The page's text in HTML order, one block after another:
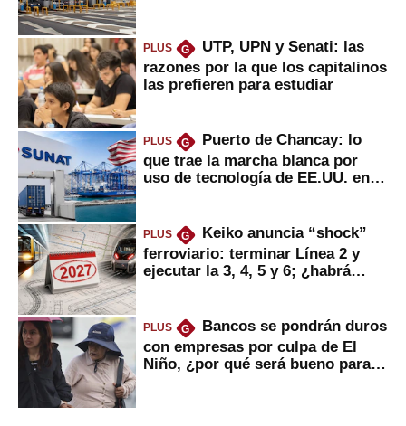
PLUS G
UTP, UPN y Senati: las
razones por la que los capitalinos
las prefieren para estudiar
PLUS G
Puerto de Chancay: lo
que trae la marcha blanca por
uso de tecnología de EE.UU. en
PLUS G
Keiko anuncia “shock”
ferroviario: terminar Línea 2 y
ejecutar la 3, 4, 5 y 6; ¿habrá
PLUS G
Bancos se pondrán duros
con empresas por culpa de El
Niño, ¿por qué será bueno para